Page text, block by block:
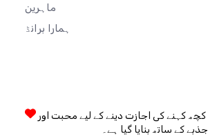
ماہرین
ہمارا برانڈ
جذبے کے ساتھ بنایا گیا ہے۔